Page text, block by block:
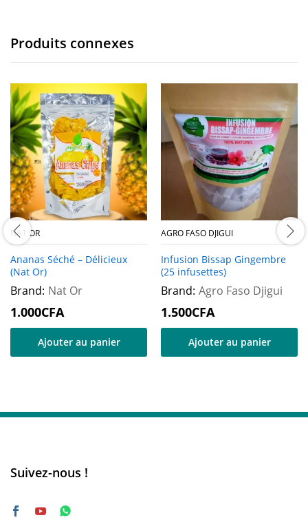
Produits connexes
NAT OR
Ananas Séché – Délicieux
(Nat Or)
Brand: Nat Or
1.000CFA
Ajouter au panier
AGRO FASO DJIGUI
Infusion Bissap Gingembre
(25 infusettes)
Brand: Agro Faso Djigui
1.500CFA
Ajouter au panier
Suivez-nous !